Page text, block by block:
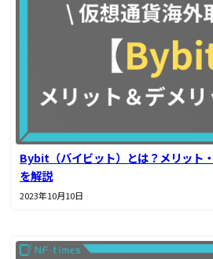
Bybit（バイビット）とは？メリット
を解説
2023年10月10日